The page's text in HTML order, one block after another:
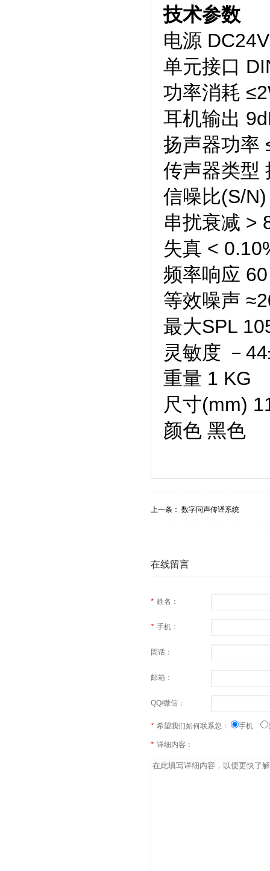
技术参数
电源
单元接口
功率消耗
耳机输出
扬声器功率
传声器类型
信噪比(S/
串扰衰减 >
失真 <
频率响应
等效噪声
最大SPL
灵敏度 －
重量 1 KG
尺寸(mm)
颜色 黑色
上一条： 数字同声传译系统
在线留言
* 姓名：
* 手机：
固话：
邮箱：
QQ/微信：
* 希望我们如何联系您： 手机
* 详细内容：